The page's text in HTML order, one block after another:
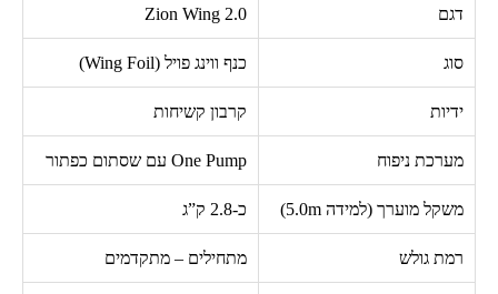
דגם Zion Wing 2.0
סוג כנף ווינג פויל (Wing Foil
)
ידיות קרבון קשיחות
מערכת ניפוח One Pumpעם שסתום כפתור
משקל מוערך (למידה 5.0m
) כ-2.8 ק”ג
רמת גולש מתחילים – מתקדמים